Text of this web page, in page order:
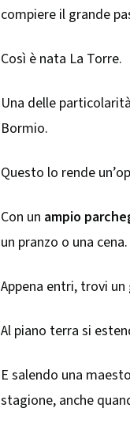
compiere il grande
Così è nata La Torre.
Una delle
Bormio.
Questo lo rende
Con un ampio
un pranzo o una cena.
Appena entri, trovi
Al piano terra si
E salendo una
stagione, anche